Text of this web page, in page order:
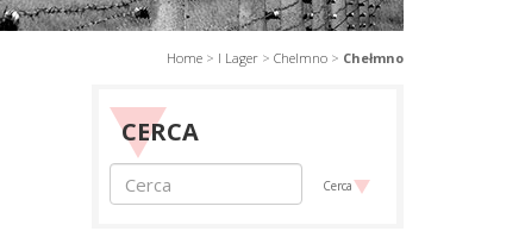
Home > I Lager > Chelmno > Chełmno
CERCA
Cerca